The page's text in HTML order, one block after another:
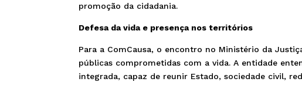
promoção da cidadania.
Defesa da vida e presença nos territórios
Para a ComCausa, o encontro no Ministério da
públicas comprometidas com a vida. A entidade
integrada, capaz de reunir Estado, sociedade civil,